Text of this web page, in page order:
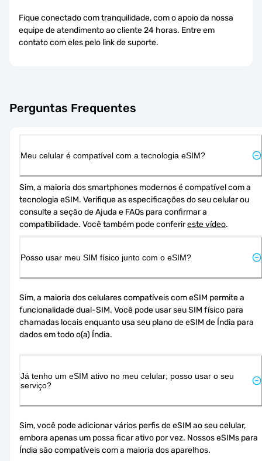
Fique conectado com tranquilidade, com o apoio da nossa
equipe de atendimento ao cliente 24 horas. Entre em
contato com eles pelo link de suporte.
Perguntas Frequentes
Meu celular é compatível com a tecnologia eSIM?
Sim, a maioria dos smartphones modernos é compatível com a
tecnologia eSIM. Verifique as especificações do seu celular ou
consulte a seção de Ajuda e FAQs para confirmar a
compatibilidade. Você também pode conferir este vídeo.
Posso usar meu SIM físico junto com o eSIM?
Sim, a maioria dos celulares compatíveis com eSIM permite a
funcionalidade dual-SIM. Você pode usar seu SIM físico para
chamadas locais enquanto usa seu plano de eSIM de Índia para
dados em todo o(a) Índia.
Já tenho um eSIM ativo no meu celular; posso usar o seu
serviço?
Sim, você pode adicionar vários perfis de eSIM ao seu celular,
embora apenas um possa ficar ativo por vez. Nossos eSIMs para
Índia são compatíveis com a maioria dos aparelhos.